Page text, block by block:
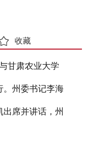
收藏
甘肃农业大学
。州委书记李海
席并讲话，州